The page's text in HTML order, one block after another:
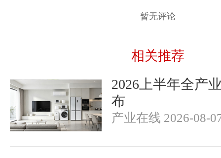
暂无评论
相关推荐
2026上半年全产
布
产业在线 2026-08-